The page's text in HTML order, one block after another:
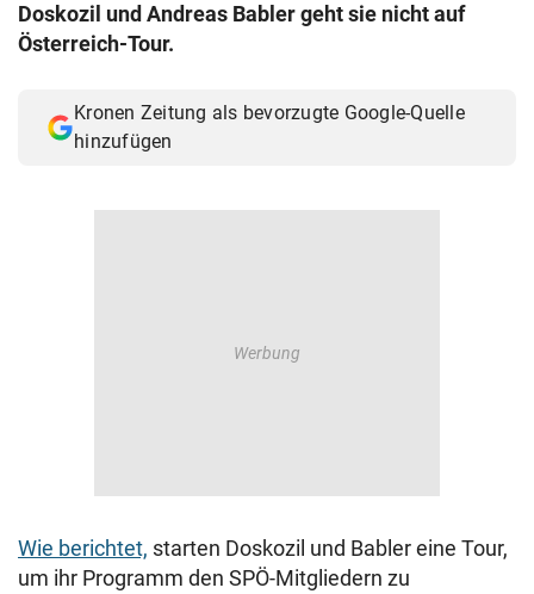
Doskozil und Andreas Babler geht sie nicht auf
Österreich-Tour.
Kronen Zeitung als bevorzugte Google-Quelle
hinzufügen
Wie berichtet, starten Doskozil und Babler eine Tour,
um ihr Programm den SPÖ-Mitgliedern zu